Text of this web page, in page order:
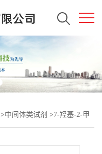
>中间体类试剂 >7-羟基-2-甲